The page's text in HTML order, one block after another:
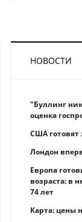
НОВОСТИ
"Буллинг
оценка
США готовят
Лондон
Европа
возраста: в
74 лет
Карта: цены